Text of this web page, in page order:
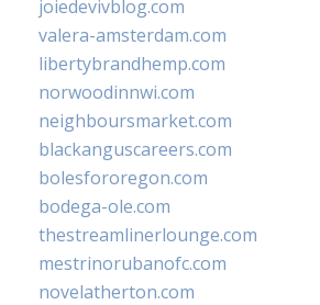
joiedevivblog.com
valera-amsterdam.com
libertybrandhemp.com
norwoodinnwi.com
neighboursmarket.com
blackanguscareers.com
bolesfororegon.com
bodega-ole.com
thestreamlinerlounge.com
mestrinorubanofc.com
novelatherton.com